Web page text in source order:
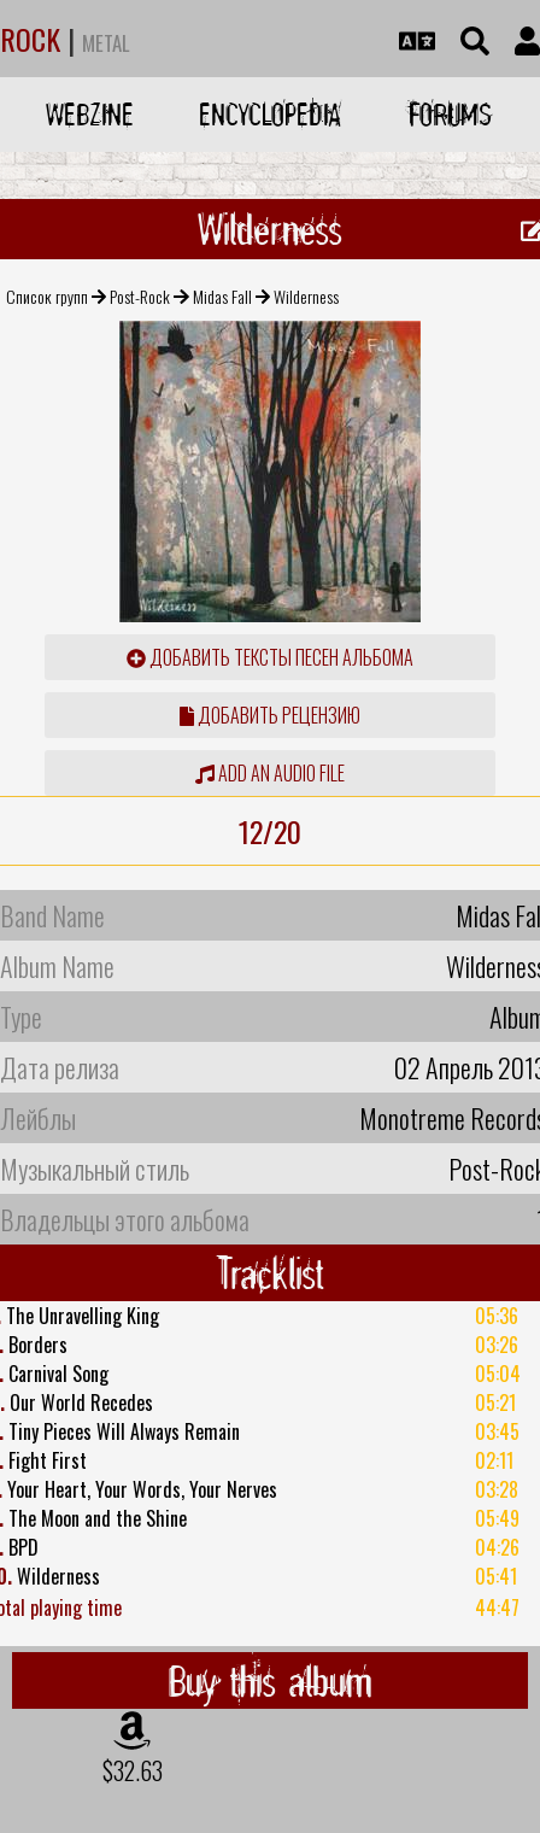
ROCK | METAL
WEBZINE ENCYCLOPEDIA FORUMS
Wilderness
Список групп Post-Rock Midas Fall Wilderness
ДОБАВИТЬ ТЕКСТЫ ПЕСЕН АЛЬБОМА
ДОБАВИТЬ РЕЦЕНЗИЮ
ADD AN AUDIO FILE
12/20
Band Name
Midas
Album Name
Type
Дата релиза
02 Апрель
Лейблы
Monotreme
Музыкальный стиль
Post-
Владельцы этого альбома
Tracklist
The Unravelling King
05:36
Borders
03:26
Carnival Song
05:04
Our World Recedes
05:21
Tiny Pieces Will Always Remain
03:45
Fight First
02:11
Your Heart, Your Words, Your Nerves
03:28
The Moon and the Shine
05:49
BPD
04:26
Wilderness
05:41
playing time
44:47
Buy this album
$32.63